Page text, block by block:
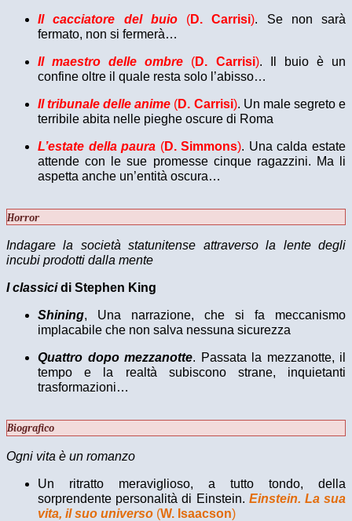
Il cacciatore del buio (D. Carrisi). Se non sarà
fermato, non si fermerà…
Il maestro delle ombre (D. Carrisi). Il buio è un
confine oltre il quale resta solo l’abisso…
Il tribunale delle anime (D. Carrisi). Un male segreto e
terribile abita nelle pieghe oscure di Roma
L’estate della paura (D. Simmons). Una calda estate
attende con le sue promesse cinque ragazzini. Ma li
aspetta anche un’entità oscura…
Horror
Indagare la società statunitense attraverso la lente degli
incubi prodotti dalla mente
I classicidi Stephen King
Shining, Una narrazione, che si fa meccanismo
implacabile che non salva nessuna sicurezza
Quattro dopo mezzanotte. Passata la mezzanotte, il
tempo e la realtà subiscono strane, inquietanti
trasformazioni…
Biografico
Ogni vita è un romanzo
Un ritratto meraviglioso, a tutto tondo, della
sorprendente personalità di Einstein. Einstein. La sua
vita, il suo universo (W. Isaacson)